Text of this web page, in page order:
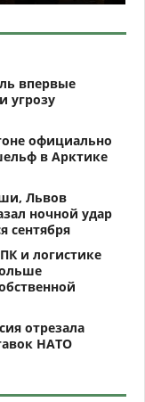
впервые
угрозу
официально
в Арктике
Львов
ночной удар
сентября
и логистике
отрезала
НАТО